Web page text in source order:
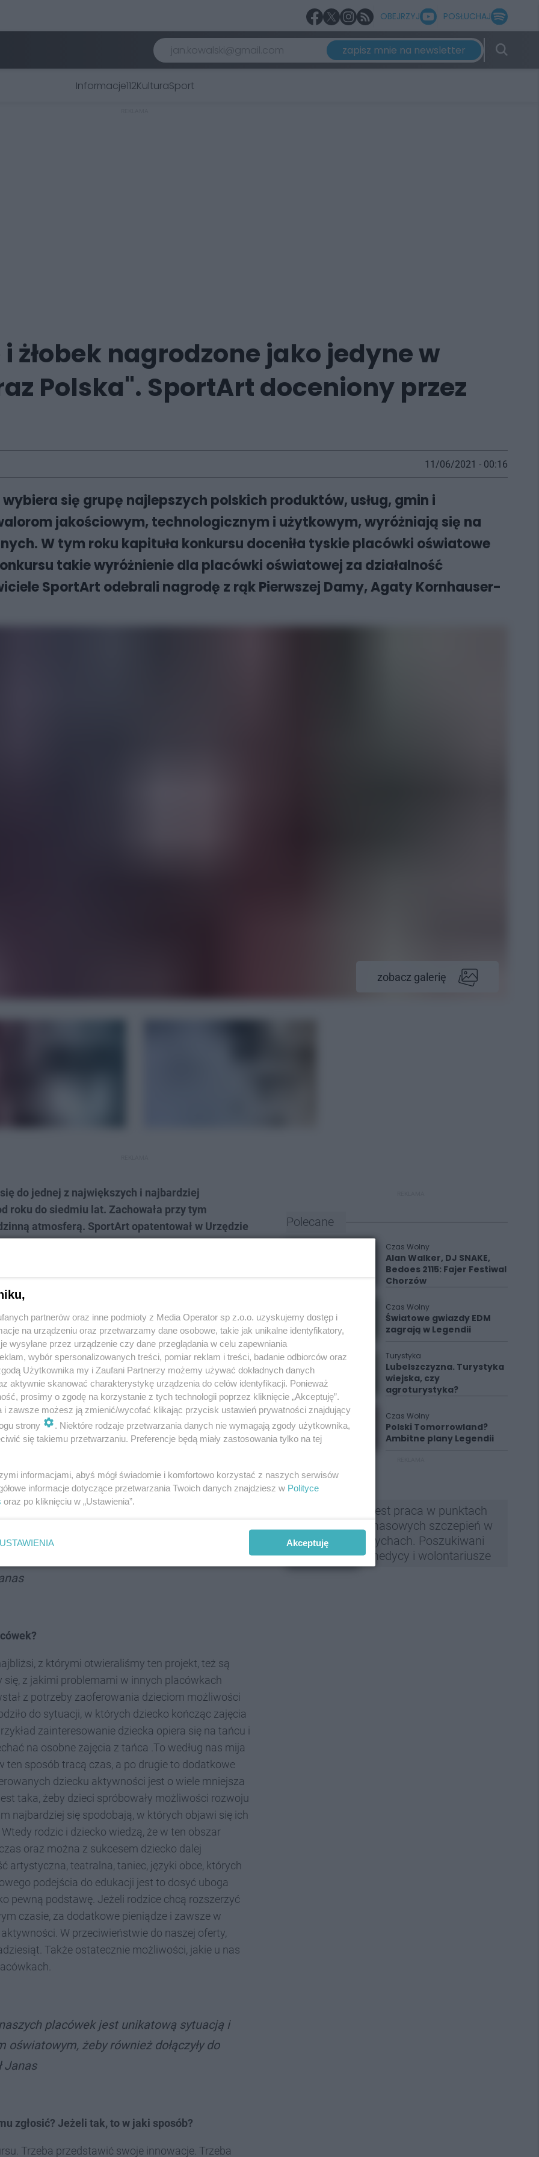
OBEJRZYJ POSŁUCHAJ
zapisz mnie na newsletter
Informacje112KulturaSport
żłobek nagrodzone jako jedyne w
Polska". SportArt doceniony przez
11/06/2021 - 00:16
wybiera się grupę najlepszych polskich produktów, usług, gmin i
jakościowym, technologicznym i użytkowym, wyróżniają się na
W tym roku kapituła konkursu doceniła tyskie placówki oświatowe
takie wyróżnienie dla placówki oświatowej za działalność
SportArt odebrali nagrodę z rąk Pierwszej Damy, Agaty Kornhauser-
zobacz galerię
do jednej z największych i najbardziej
roku do siedmiu lat. Zachowała przy tym
atmosferą. SportArt opatentował w Urzędzie
oraz sposobów funkcjonowania.
Sportowo-Artystycznych SportArt w
SportArt?
ale najprościej rzecz ujmując, nasze
opatentowane w Urzędzie Patentowym. Są to m.
pełen rozwój edukacji dziecka w jednym
ale oczywiście z poszanowaniem
w Tychach?
Będzie to jedno z największych przedszkoli.
około 700 dzieci. Jeżeli chodzi o żłobki, nowa
dzieciom możliwości pełnego rozwoju
z którymi otwieraliśmy ten projekt, też są
z jakimi problemami w innych placówkach
z potrzeby zaoferowania dzieciom możliwości
do sytuacji, w których dziecko kończąc zajęcia
zainteresowanie dziecka opiera się na tańcu i
na osobne zajęcia z tańca .To według nas mija
ten sposób tracą czas, a po drugie to dodatkowe
dziecku aktywności jest o wiele mniejsza
taka, żeby dzieci spróbowały możliwości rozwoju
najbardziej się spodobają, w których objawi się ich
rodzic i dziecko wiedzą, że w ten obszar
oraz można z sukcesem dziecko dalej
artystyczna, teatralna, taniec, języki obce, których
podejścia do edukacji jest to dosyć uboga
pewną podstawę. Jeżeli rodzice chcą rozszerzyć
czasie, za dodatkowe pieniądze i zawsze w
W przeciwieństwie do naszej oferty,
Także ostatecznie możliwości, jakie u nas
placówek jest unikatową sytuacją i
żeby również dołączyły do
Janas
zgłosić? Jeżeli tak, to w jaki sposób?
Trzeba przedstawić swoje innowacje. Trzeba
Polecane
Czas Wolny
Alan Walker, DJ SNAKE,
Bedoes 2115: Fajer Festiwal
Chorzów
Czas Wolny
Światowe gwiazdy EDM
zagrają w Legendii
Turystyka
Lubelszczyzna. Turystyka
wiejska, czy
agroturystyka?
Czas Wolny
Polski Tomorrowland?
Ambitne plany Legendii
Jest praca w punktach
masowych szczepień w
Tychach. Poszukiwani
medycy i wolontariusze
partnerów oraz inne podmioty z Media Operator sp z.o.o. uzyskujemy dostęp i
na urządzeniu oraz przetwarzamy dane osobowe, takie jak unikalne identyfikatory,
wysyłane przez urządzenie czy dane przeglądania w celu zapewniania
wybór spersonalizowanych treści, pomiar reklam i treści, badanie odbiorców oraz
Użytkownika my i Zaufani Partnerzy możemy używać dokładnych danych
aktywnie skanować charakterystykę urządzenia do celów identyfikacji. Ponieważ
prosimy o zgodę na korzystanie z tych technologii poprzez kliknięcie „Akceptuję”.
i zawsze możesz ją zmienić/wycofać klikając przycisk ustawień prywatności znajdujący
strony
. Niektóre rodzaje przetwarzania danych nie wymagają zgody użytkownika,
się takiemu przetwarzaniu. Preferencje będą miały zastosowania tylko na tej
informacjami, abyś mógł świadomie i komfortowo korzystać z naszych serwisów
informacje dotyczące przetwarzania Twoich danych znajdziesz w Polityce
oraz po kliknięciu w „Ustawienia”.
USTAWIENIA Akceptuję